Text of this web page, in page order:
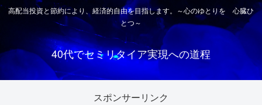
高配当投資と節約により、経済的自由を目指します。～心のゆとりを 心臓ひ
とつ～
40代でセミリタイア実現への道程
スポンサーリンク